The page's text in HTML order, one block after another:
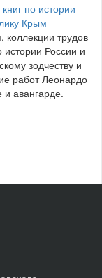
по истории
Крым
трудов
истории России и
зодчеству и
работ Леонардо
авангарде.